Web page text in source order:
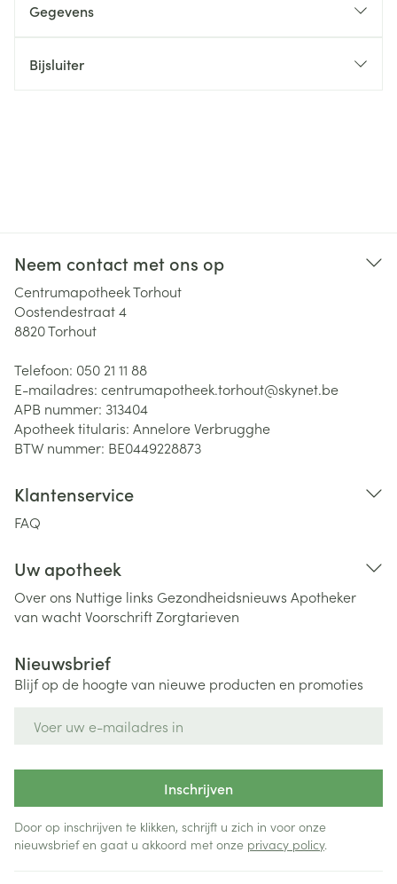
Gegevens
Bijsluiter
Neem contact met ons op
Centrumapotheek Torhout
Oostendestraat 4
8820Torhout
Telefoon: 050 21 11 88
E-mailadres: centrumapotheek.torhout@skynet.be
APB nummer: 313404
Apotheek titularis: Annelore Verbrugghe
BTW nummer: BE0449228873
Klantenservice
FAQ
Uw apotheek
Over ons Nuttige links Gezondheidsnieuws Apotheker
van wachtVoorschriftZorgtarieven
Nieuwsbrief
Blijf op de hoogte van nieuwe producten en promoties
Inschrijven
Door op inschrijven te klikken, schrijft u zich in voor onze
nieuwsbrief en gaat u akkoord met onze privacy policy.